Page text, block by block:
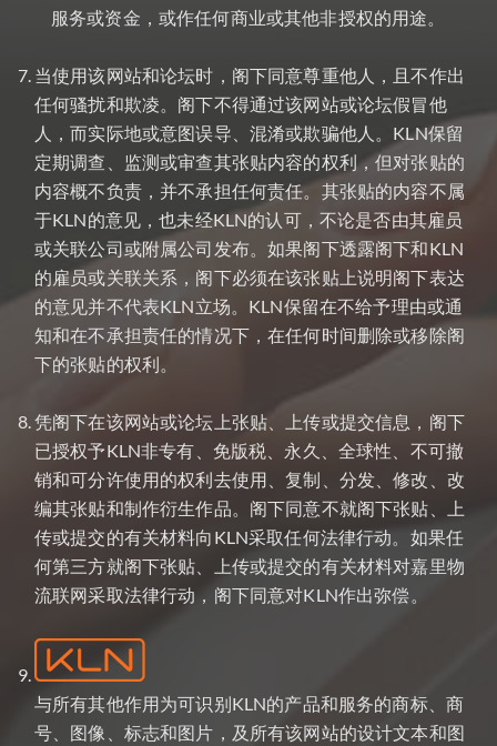
服务或资金，或作任何商业或其他非授权的用途。
当使用该网站和论坛时，阁下同意尊重他人，且不作出
任何骚扰和欺凌。阁下不得通过该网站或论坛假冒他
人，而实际地或意图误导、混淆或欺骗他人。KLN保留
定期调查、监测或审查其张贴内容的权利，但对张贴的
内容概不负责，并不承担任何责任。其张贴的内容不属
于KLN的意见，也未经KLN的认可，不论是否由其雇员
或关联公司或附属公司发布。如果阁下透露阁下和KLN
的雇员或关联关系，阁下必须在该张贴上说明阁下表达
的意见并不代表KLN立场。KLN保留在不给予理由或通
知和在不承担责任的情况下，在任何时间删除或移除阁
下的张贴的权利。
凭阁下在该网站或论坛上张贴、上传或提交信息，阁下
已授权予KLN非专有、免版税、永久、全球性、不可撤
销和可分许使用的权利去使用、复制、分发、修改、改
编其张贴和制作衍生作品。阁下同意不就阁下张贴、上
传或提交的有关材料向KLN采取任何法律行动。如果任
何第三方就阁下张贴、上传或提交的有关材料对嘉里物
流联网采取法律行动，阁下同意对KLN作出弥偿。
与所有其他作用为可识别KLN的产品和服务的商标、商
号、图像、标志和图片，及所有该网站的设计文本和图